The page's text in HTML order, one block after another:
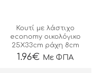
Κουτί με λάστιχο
economy οικολόγικο
25Χ33cm ράχη 8cm
1.96€ Με ΦΠΑ